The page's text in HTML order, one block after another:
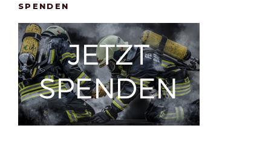
SPENDEN